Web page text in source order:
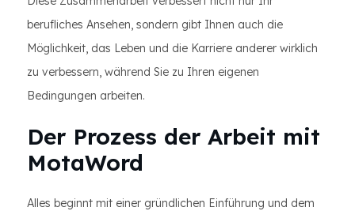
berufliches Ansehen, sondern gibt Ihnen auch die
Möglichkeit, das Leben und die Karriere anderer wirklich
zu verbessern, während Sie zu Ihren eigenen
Bedingungen arbeiten.
Der Prozess der Arbeit mit
MotaWord
Alles beginnt mit einer gründlichen Einführung und dem